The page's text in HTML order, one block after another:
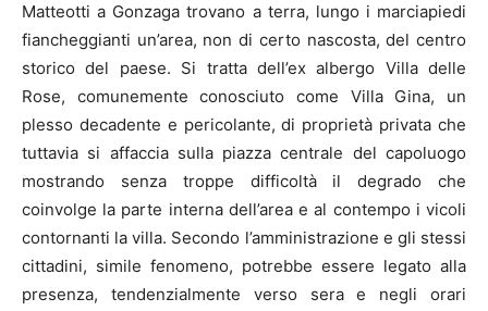
Matteotti a Gonzaga trovano a terra, lungo i marciapiedi
fiancheggianti un’area, non di certo nascosta, del centro
storico del paese. Si tratta dell’ex albergo Villa delle
Rose, comunemente conosciuto come Villa Gina, un
plesso decadente e pericolante, di proprietà privata che
tuttavia si affaccia sulla piazza centrale del capoluogo
mostrando senza troppe difficoltà il degrado che
coinvolge la parte interna dell’area e al contempo i vicoli
contornanti la villa. Secondo l’amministrazione e gli stessi
cittadini, simile fenomeno, potrebbe essere legato alla
presenza, tendenzialmente verso sera e negli orari